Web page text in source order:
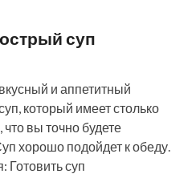
суп
и аппетитный
который имеет столько
что вы точно будете
хорошо подойдет к обеду.
Готовить суп